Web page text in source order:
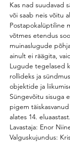
Kas nad suudavad
või saab neis võitu
Postapokalüptiline
võtmes etendus
muinaslugude
ainult ei räägita,
Lugude tegelased
rollideks ja
objektide ja
Süngevõitu sisuga
pigem
alates 14. eluaastast.
Lavastaja: Enor
Valguskujundus: